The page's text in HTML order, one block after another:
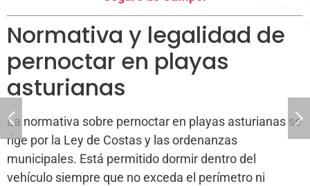
Normativa y legalidad de
pernoctar en playas
asturianas
La normativa sobre pernoctar en playas asturianas se
rige por la Ley de Costas y las ordenanzas
municipales. Está permitido dormir dentro del
vehículo siempre que no exceda el perímetro ni